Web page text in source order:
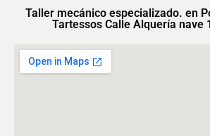
Taller mecánico especializado. en
Tartessos Calle Alquería nave